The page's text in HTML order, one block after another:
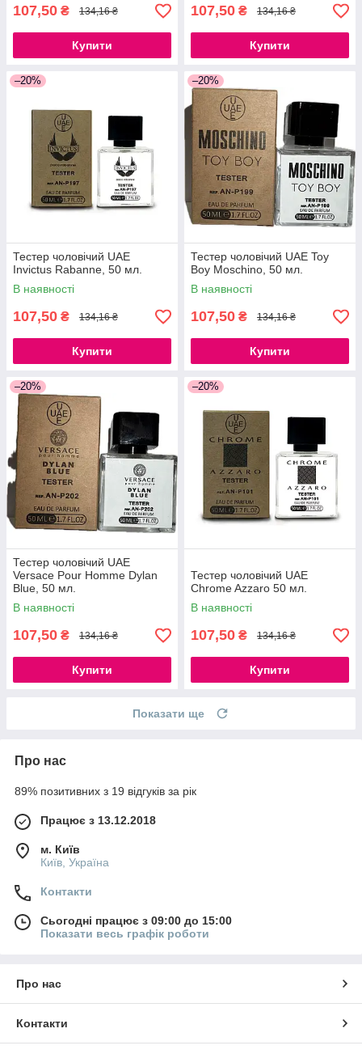
107,50 ₴ 134,16 ₴
Купити
107,50 ₴ 134,16 ₴
Купити
–20%
Тестер чоловічий UAE
Invictus Rabanne, 50 мл.
В наявності
107,50 ₴ 134,16 ₴
Купити
–20%
Тестер чоловічий UAE Toy
Boy Moschino, 50 мл.
В наявності
107,50 ₴ 134,16 ₴
Купити
–20%
Тестер чоловічий UAE
Versace Pour Homme Dylan
Blue, 50 мл.
В наявності
107,50 ₴ 134,16 ₴
Купити
–20%
Тестер чоловічий UAE
Chrome Azzaro 50 мл.
В наявності
107,50 ₴ 134,16 ₴
Купити
Показати ще
Про нас
89% позитивних з 19 відгуків за рік
Працює з 13.12.2018
м. Київ
Київ, Україна
Контакти
Сьогодні працює з 09:00 до 15:00
Показати весь графік роботи
Про нас
Контакти